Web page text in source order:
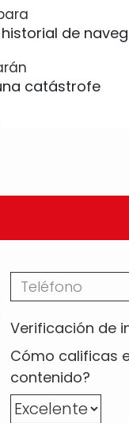
Verificación de
Cómo calificas
contenido?